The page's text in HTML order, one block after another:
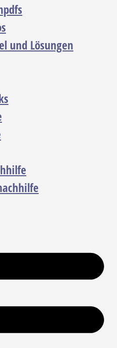
und Lösungen